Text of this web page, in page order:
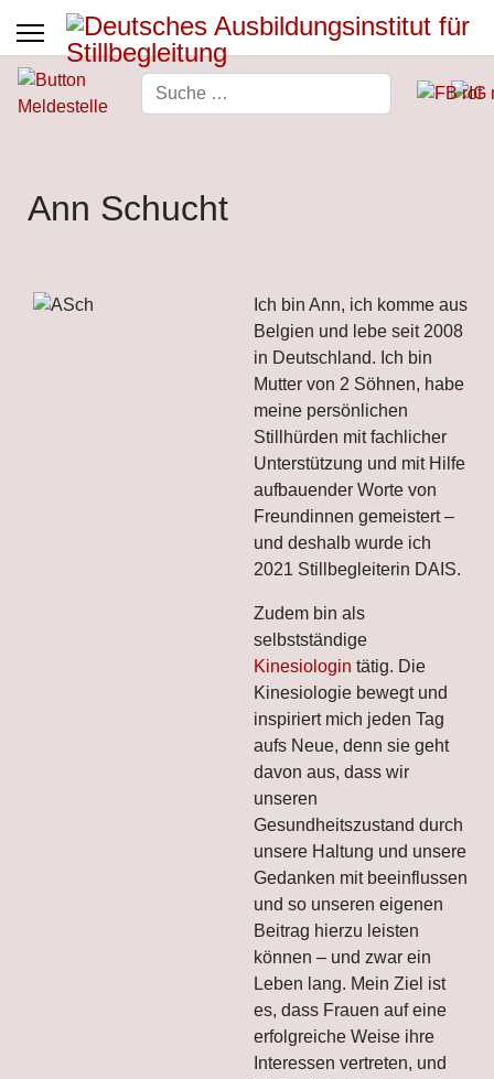
Suchen
Ann Schucht
Ich bin Ann, ich komme aus
Belgien und lebe seit 2008
in Deutschland. Ich bin
Mutter von 2 Söhnen, habe
meine persönlichen
Stillhürden mit fachlicher
Unterstützung und mit Hilfe
aufbauender Worte von
Freundinnen gemeistert –
und deshalb wurde ich
2021 Stillbegleiterin DAIS.
Zudem bin als
selbstständige
Kinesiologin tätig. Die
Kinesiologie bewegt und
inspiriert mich jeden Tag
aufs Neue, denn sie geht
davon aus, dass wir
unseren
Gesundheitszustand durch
unsere Haltung und unsere
Gedanken mit beeinflussen
und so unseren eigenen
Beitrag hierzu leisten
können – und zwar ein
Leben lang. Mein Ziel ist
es, dass Frauen auf eine
erfolgreiche Weise ihre
Interessen vertreten, und